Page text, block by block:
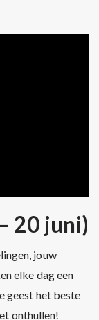
20 juni)
jouw
elke dag een
geest het beste
onthullen!